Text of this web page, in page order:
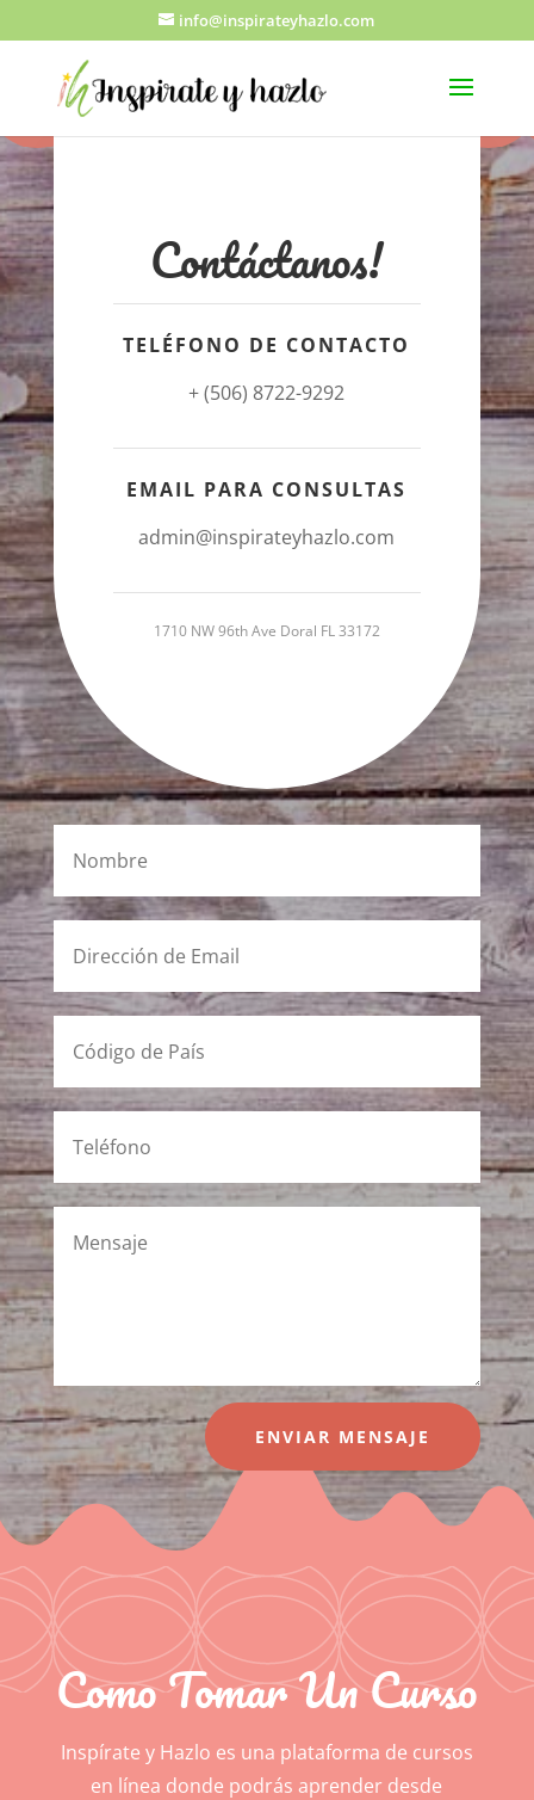
info@inspirateyhazlo.com
Contáctanos!
TELÉFONO DE CONTACTO
+ (506) 8722-9292
EMAIL PARA CONSULTAS
admin@inspirateyhazlo.com
1710 NW 96th Ave Doral FL 33172
ENVIAR MENSAJE
Como Tomar Un Curso
Inspírate y Hazlo es una plataforma de cursos
en línea donde podrás aprender desde